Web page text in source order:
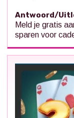
Antwoord/
Meld je gratis
sparen voor